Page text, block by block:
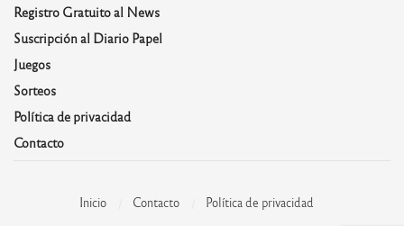
Registro Gratuito al News
Suscripción al Diario Papel
Juegos
Sorteos
Política de privacidad
Contacto
Inicio Contacto Política de privacidad